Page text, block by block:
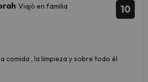
10
Viajó en familia
comida , la limpieza y sobre todo él